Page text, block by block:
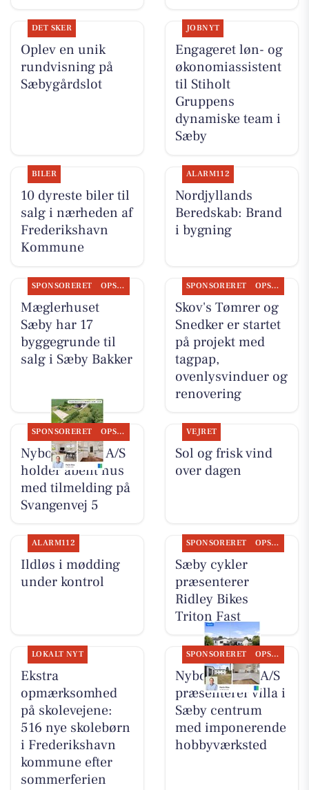
DET SKER
Oplev en unik
rundvisning på
Sæbygårdslot
JOBNYT
Engageret løn- og
økonomiassistent
til Stiholt
Gruppens
dynamiske team i
Sæby
BILER
10 dyreste biler til
salg i nærheden af
Frederikshavn
Kommune
ALARM112
Nordjyllands
Beredskab: Brand
i bygning
SPONSORERET OPSLAGSTAVLEN
Mæglerhuset
Sæby har 17
byggegrunde til
salg i Sæby Bakker
SPONSORERET OPSLAGSTAVLEN
Skov's Tømrer og
Snedker er startet
på projekt med
tagpap,
ovenlysvinduer og
renovering
SPONSORERET OPSLAGSTAVLEN
Nybolig Sæby A/S
holder åbent hus
med tilmelding på
Svangenvej 5
VEJRET
Sol og frisk vind
over dagen
ALARM112
Ildløs i mødding
under kontrol
SPONSORERET OPSLAGSTAVLEN
Sæby cykler
præsenterer
Ridley Bikes
Triton Fast
LOKALT NYT
Ekstra
opmærksomhed
på skolevejene:
516 nye skolebørn
i Frederikshavn
kommune efter
sommerferien
SPONSORERET OPSLAGSTAVLEN
Nybolig Sæby A/S
præsenterer villa i
Sæby centrum
med imponerende
hobbyværksted